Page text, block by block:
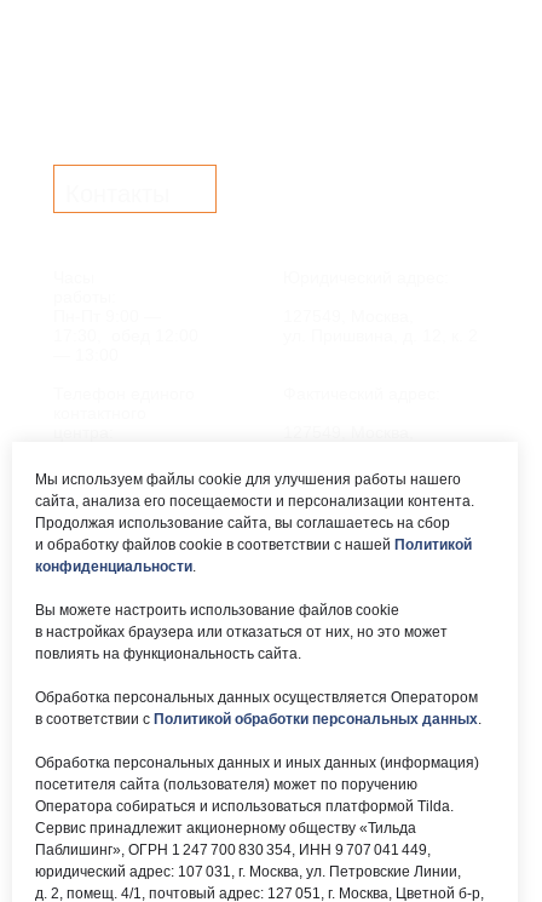
okc-
svao@svao.mos.ru
Почта:
Об учреждении:
О ГБУ «ОКЦ СВАО»
Электронный каталог:
Результаты НОК
Электронные ресурсы:
Национальная
Каталог Библиотек
электронная детская
библиотека
Мы используем файлы cookie для улучшения работы нашего
сайта, анализа его посещаемости и персонализации контента.
Продолжая использование сайта, вы соглашаетесь на сбор
и обработку файлов cookie в соответствии с нашей Политикой
конфиденциальности.
Вы можете настроить использование файлов cookie
в настройках браузера или отказаться от них, но это может
повлиять на функциональность сайта.
Обработка персональных данных осуществляется Оператором
в соответствии с Политикой обработки персональных данных.
Обработка персональных данных и иных данных (информация)
посетителя сайта (пользователя) может по поручению
Оператора собираться и использоваться платформой Tilda.
Сервис принадлежит акционерному обществу «Тильда
Паблишинг», ОГРН 1 247 700 830 354, ИНН 9 707 041 449,
юридический адрес: 107 031, г. Москва, ул. Петровские Линии,
д. 2, помещ. 4/1, почтовый адрес: 127 051, г. Москва, Цветной б-р,